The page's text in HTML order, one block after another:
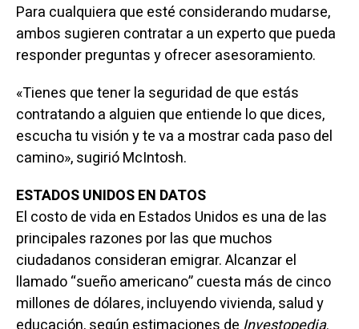
Para cualquiera que esté considerando mudarse,
ambos sugieren contratar a un experto que pueda
responder preguntas y ofrecer asesoramiento.
«Tienes que tener la seguridad de que estás
contratando a alguien que entiende lo que dices,
escucha tu visión y te va a mostrar cada paso del
camino», sugirió McIntosh.
ESTADOS UNIDOS EN DATOS
El costo de vida en Estados Unidos es una de las
principales razones por las que muchos
ciudadanos consideran emigrar. Alcanzar el
llamado “sueño americano” cuesta más de cinco
millones de dólares, incluyendo vivienda, salud y